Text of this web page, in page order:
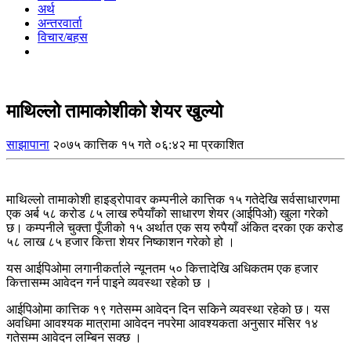
अर्थ
अन्तरवार्ता
विचार/बहस
माथिल्लो तामाकोशीको शेयर खुल्यो
साझापाना २०७५ कात्तिक १५ गते ०६:४२ मा प्रकाशित
माथिल्लो तामाकोशी हाइड्रोपावर कम्पनीले कात्तिक १५ गतेदेखि सर्वसाधारणमा
एक अर्ब ५८ करोड ८५ लाख रुपैयाँको साधारण शेयर (आईपिओ) खुला गरेको
छ। कम्पनीले चुक्ता पूँजीको १५ अर्थात एक सय रुपैयाँ अंकित दरका एक करोड
५८ लाख ८५ हजार कित्ता शेयर निष्काशन गरेको हो ।
यस आईपिओमा लगानीकर्ताले न्यूनतम ५० कित्तादेखि अधिकतम एक हजार
कित्तासम्म आवेदन गर्न पाइने व्यवस्था रहेको छ ।
आईपिओमा कात्तिक १९ गतेसम्म आवेदन दिन सकिने व्यवस्था रहेको छ। यस
अवधिमा आवश्यक मात्रामा आवेदन नपरेमा आवश्यकता अनुसार मंसिर १४
गतेसम्म आवेदन लम्बिन सक्छ ।